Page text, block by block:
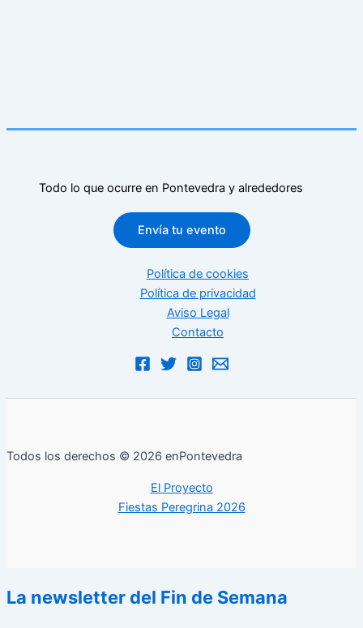
Todo lo que ocurre en Pontevedra y alrededores
Envía tu evento
Política de cookies
Política de privacidad
Aviso Legal
Contacto
Todos los derechos © 2026 enPontevedra
El Proyecto
Fiestas Peregrina 2026
La newsletter del Fin de Semana